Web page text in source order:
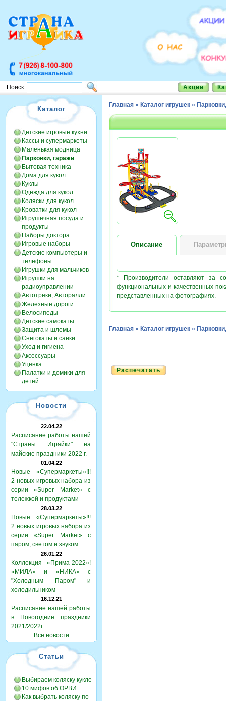
Поиск Акции
Каталог
Детские игровые кухни
Кассы и супермаркеты
Маленькая модница
Парковки, гаражи
Бытовая техника
Дома для кукол
Куклы
Одежда для кукол
Коляски для кукол
Кроватки для кукол
Игрушечная посуда и
продукты
Наборы доктора
Игровые наборы
Детские компьютеры и
телефоны
Игрушки для мальчиков
Игрушки на
радиоуправлении
Автотреки, Авторалли
Железные дороги
Велосипеды
Детские самокаты
Защита и шлемы
Снегокаты и санки
Уход и гигиена
Аксессуары
Уценка
Палатки и домики для
детей
Новости
22.04.22
Расписание работы нашей
"Страны Играйки" на
майские праздники 2022 г.
01.04.22
Новые «Супермаркеты»!!!
2 новых игровых набора из
серии «Super Market» с
тележкой и продуктами
28.03.22
Новые «Супермаркеты»!!!
2 новых игровых набора из
серии «Super Market» с
паром, светом и звуком
26.01.22
Коллекция «Прима-2022»!
«МИЛА» и «НИКА» с
"Холодным Паром" и
холодильником
16.12.21
Расписание нашей работы
в Новогодние праздники
2021/2022г.
Все новости
Статьи
Выбираем коляску кукле
10 мифов об ОРВИ
Как выбрать коляску по
Главная » Каталог игрушек »
Описание
* Производители оставляют за
функциональных и качественных
представленных на фотографиях.
Главная » Каталог игрушек »
Распечатать